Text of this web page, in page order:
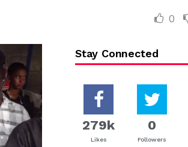
0
Stay Connected
279k
Likes
0
Followers